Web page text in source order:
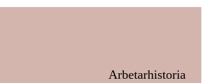
Arbetarhistoria